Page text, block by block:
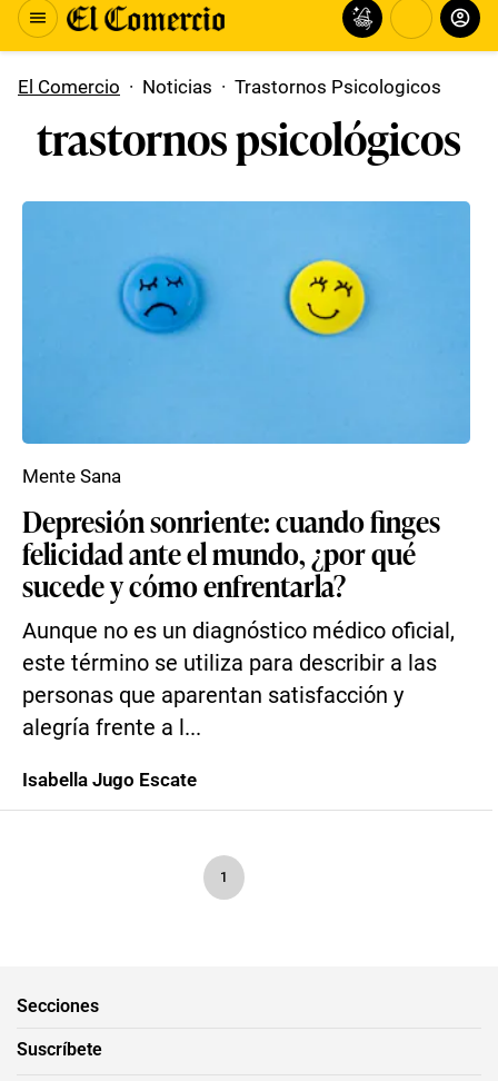
El Comercio · Noticias · Trastornos Psicologicos
trastornos psicológicos
Depresión sonriente: cuando finges
felicidad ante el mundo, ¿por qué
sucede y cómo enfrentarla?
Aunque no es un diagnóstico médico oficial,
este término se utiliza para describir a las
personas que aparentan satisfacción y
alegría frente a l...
Mente Sana
Isabella Jugo Escate
1
Secciones
Suscríbete